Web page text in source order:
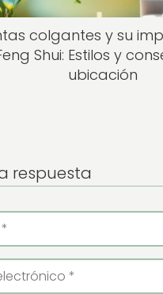
colgantes y su
Shui: Estilos y
ubicación
respuesta